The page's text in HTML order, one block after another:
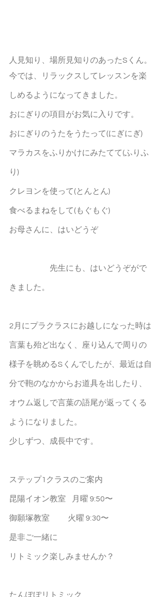
人見知り、場所見知りのあったSくん。
今では、リラックスしてレッスンを楽
しめるようになってきました。
おにぎりの項目がお気に入りです。
おにぎりのうたをうたって(にぎにぎ)
マラカスをふりかけにみたてて(ふりふ
り)
クレヨンを使って(とんとん)
食べるまねをして(もぐもぐ)
お母さんに、はいどうぞ
先生にも、はいどうぞがで
きました。
2月にプラクラスにお越しになった時は
言葉も殆ど出なく、座り込んで周りの
様子を眺めるSくんでしたが、最近は自
分で鞄のなかからお道具を出したり、
オウム返しで言葉の語尾が返ってくる
ようになりました。
少しずつ、成長中です。
ステップ1クラスのご案内
昆陽イオン教室    月曜 9:50〜
御願塚教室            火曜 9:30〜
是非ご一緒に
リトミック楽しみませんか？
たんぽぽリトミック